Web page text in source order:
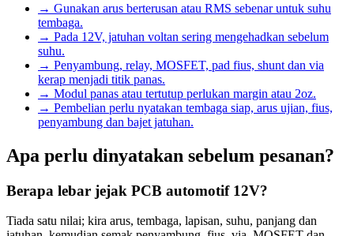
→ Gunakan arus berterusan atau RMS sebenar untuk suhu
tembaga.
→ Pada 12V, jatuhan voltan sering mengehadkan sebelum
suhu.
→ Penyambung, relay, MOSFET, pad fius, shunt dan via
kerap menjadi titik panas.
→ Modul panas atau tertutup perlukan margin atau 2oz.
→ Pembelian perlu nyatakan tembaga siap, arus ujian, fius,
penyambung dan bajet jatuhan.
Apa perlu dinyatakan sebelum pesanan?
Berapa lebar jejak PCB automotif 12V?
Tiada satu nilai; kira arus, tembaga, lapisan, suhu, panjang dan